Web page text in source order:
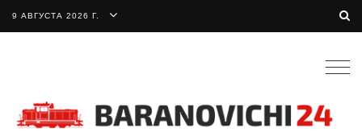
9 АВГУСТА 2026 Г.